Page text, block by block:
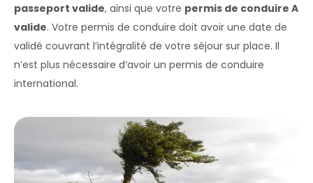
passeport valide, ainsi que votre permis de conduire A
valide. Votre permis de conduire doit avoir une date de
validé couvrant l’intégralité de votre séjour sur place. Il
n’est plus nécessaire d’avoir un permis de conduire
international.